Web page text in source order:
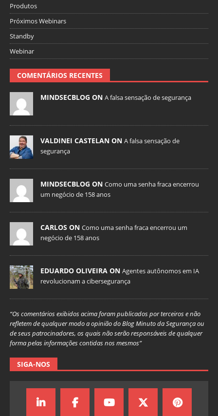
Produtos
Próximos Webinars
Standby
Webinar
COMENTÁRIOS RECENTES
MINDSECBLOG ON A falsa sensação de segurança
VALDINEI CASTELAN ON A falsa sensação de
segurança
MINDSECBLOG ON Como uma senha fraca encerrou
um negócio de 158 anos
CARLOS ON Como uma senha fraca encerrou um
negócio de 158 anos
EDUARDO OLIVEIRA ON Agentes autônomos em IA
revolucionam a cibersegurança
“Os comentários exibidos acima foram publicados por terceiros e não
refletem de qualquer modo a opinião do Blog Minuto da Segurança ou
de seus patrocinadores, os quais não serão responsáveis de qualquer
forma pelas informações contidas nos mesmos”
SIGA-NOS